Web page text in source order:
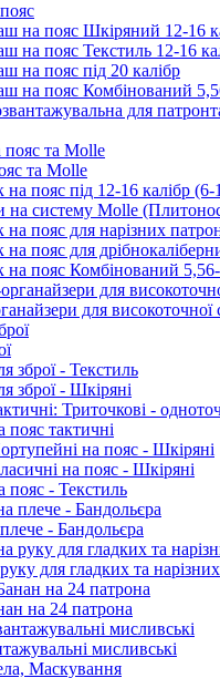
на пояс Шкіряний 12-16
на пояс Текстиль 12-16
на пояс під 20 калібр
на пояс Комбінований
для
та Molle
на пояс під 12-16 калібр (6-
на систему Molle
на пояс для нарізних
на пояс для
на пояс Комбінований 5,56-
для високоточної
зброї - Текстиль
зброї - Шкіряні
Триточкові -
пояс тактичні
на пояс - Шкіряні
на пояс - Шкіряні
пояс - Текстиль
- Бандольєра
для гладких та
на 24 патрона
мисливські